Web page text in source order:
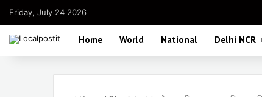
Friday, July 24 2026
Home World National Delhi NCR